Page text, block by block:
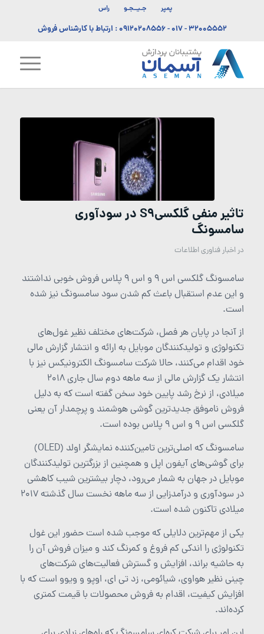
پمپر جـیــجـو راس
۳۲۰۰۵۵۵۲ - ۰۱۷ -۰۹۱۲۰۲۰۸۵۵۶: ارتباط با کارشناس فروش
تاثیر منفی گلکسیS9 در سودآوری
سامسونگ
دراخبار فناوری اطلاعات
سامسونگ گلکسی اس 9 و اس 9 پلاس فروش خوبی نداشتند
و این عدم استقبال باعث کم شدن سود سامسونگ نیز شده
است.
از آنجا در پایان هر فصل، شرکت‌های مختلف نظیر غول‌های
تکنولوژی و تولیدکنندگان موبایل به ارائه و انتشار گزارش مالی
خود اقدام می‌کنند، حالا شرکت سامسونگ الکترونیکس نیز با
انتشار یک گزارش مالی از سه ماهه دوم سال جاری 2018
میلادی، از نرخ رشد پایین خود سخن گفته است که به دلیل
فروش ناموفق جدیدترین گوشی هوشمند و پرچمدار آن یعنی
گلکسی اس 9 و اس 9 پلاس بوده است.
سامسونگ که اصلی‌ترین تامین‌کننده نمایشگر اولد (OLED)
برای گوشی‌های آیفون اپل و همچنین از بزرگترین تولیدکنندگان
موبایل در جهان به شمار می‌رود، دچار بیشترین شیب کاهشی
در سودآوری و درآمدزایی از سه ماهه نخست سال گذشته 2017
میلادی تاکنون شده است.
یکی از مهم‌ترین دلایلی که موجب شده است حضور این غول
تکنولوژی را اندکی کم فروغ و کمرنگ کند و میزان فروش آن را
به حاشیه براند، افزایش و گسترش فعالیت‌های شرکت‌های
چینی نظیر هواوی، شیائومی، زد تی ای، اوپو و ویوو است که با
افزایش کیفیت، اقدام به فروش محصولات با قیمت کمتری
کرده‌اند.